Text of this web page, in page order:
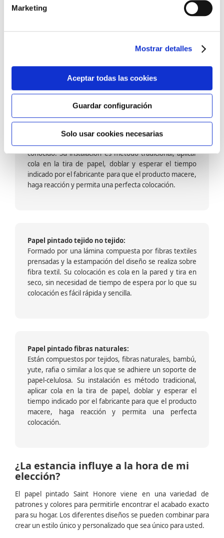
Marketing
Mostrar detalles
Aceptar todas las cookies
Guardar configuración
Solo usar cookies necesarias
barniz multiadherente en base agua. En zonas de
fuegos, se recomienda proteger con placas, silestone,
dado que el frotar en exceso dañaría el papel. Su
colocación es cola en la pared y tira en seco, sin
colocación es fácil rápida y sencilla.
Papel pintado calidad papel:
Formado por una capa de papel sobre un soporte de
conocido. Su instalación es método tradicional, aplicar
cola en la tira de papel, doblar y esperar el tiempo
indicado por el fabricante para que el producto macere,
haga reacción y permita una perfecta colocación.
Papel pintado tejido no tejido:
Formado por una lámina compuesta por fibras textiles
prensadas y la estampación del diseño se realiza sobre
fibra textil. Su colocación es cola en la pared y tira en
seco, sin necesidad de tiempo de espera por lo que su
colocación es fácil rápida y sencilla.
Papel pintado fibras naturales:
Están compuestos por tejidos, fibras naturales, bambú,
yute, rafia o similar a los que se adhiere un soporte de
papel-celulosa. Su instalación es método tradicional,
aplicar cola en la tira de papel, doblar y esperar el
tiempo indicado por el fabricante para que el producto
macere, haga reacción y permita una perfecta
colocación.
¿La estancia influye a la hora de mi
elección?
El papel pintado Saint Honore viene en una variedad de
patrones y colores para permitirle encontrar el acabado exacto
para su hogar. Los diferentes diseños se pueden combinar para
crear un estilo único y personalizado que sea único para usted.